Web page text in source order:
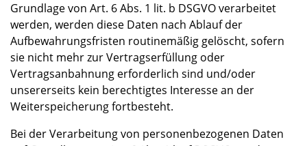
Grundlage von Art. 6 Abs. 1 lit. b DSGVO verarbeitet
werden, werden diese Daten nach Ablauf der
Aufbewahrungsfristen routinemäßig gelöscht, sofern
sie nicht mehr zur Vertragserfüllung oder
Vertragsanbahnung erforderlich sind und/oder
unsererseits kein berechtigtes Interesse an der
Weiterspeicherung fortbesteht.
Bei der Verarbeitung von personenbezogenen Daten